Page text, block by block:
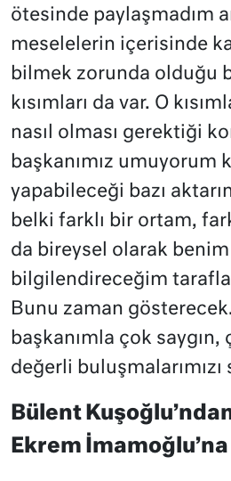
ötesinde paylaşmadım
meselelerin içerisinde
bilmek zorunda olduğu
kısımları da var. O
nasıl olması gerektiği
başkanımız umuyorum
yapabileceği bazı
belki farklı bir ortam,
da bireysel olarak
bilgilendireceğim
Bunu zaman
başkanımla çok
değerli buluşmalarımızı
Bülent
Ekrem